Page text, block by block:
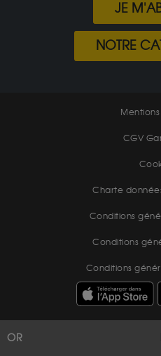
JE
NOTRE
CGV
Charte
Conditions
Conditions
Conditions
OR